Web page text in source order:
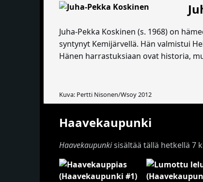
Juha-Pekka Koskinen (s. 1968) on
syntynyt Kemijärvellä. Hän valmistui
Hänen harrastuksiaan ovat historia,
Kuva: Pertti Nisonen/Wsoy 2012
Haavekaupunki
Haavekaupunkisisältää tällä hetkellä 7